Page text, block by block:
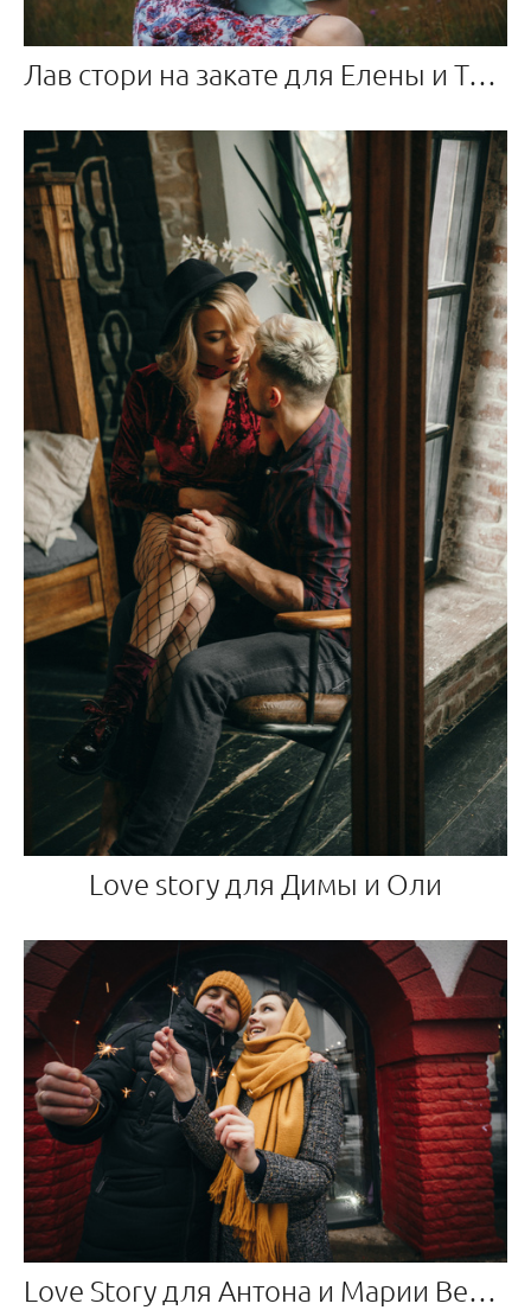
Лав стори на закате для Елены и Тараса
Love story для Димы и Оли
Love Story для Антона и Марии Вернисаж в Измайлово (Измайловский кремль)